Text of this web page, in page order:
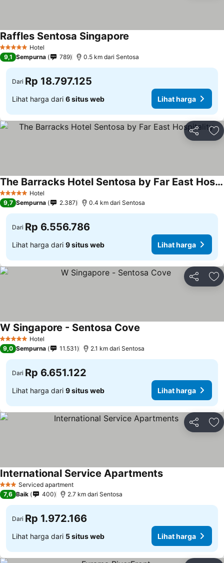
5 Bintang Hotel
Raffles Sentosa Singapore
9,1 Sempurna 789 0.5 km dari Sentosa
Dari Rp 18.797.125
Lihat harga dari 6 situs web Lihat harga
Bagikan
5 Bintang Hotel
The Barracks Hotel Sentosa by Far East Hospitality
9,7 Sempurna 2.387 0.4 km dari Sentosa
Dari Rp 6.556.786
Lihat harga dari 9 situs web Lihat harga
Bagikan
5 Bintang Hotel
W Singapore - Sentosa Cove
9,0 Sempurna 11.531 2.1 km dari Sentosa
Dari Rp 6.651.122
Lihat harga dari 9 situs web Lihat harga
Bagikan
3 BintangServiced apartment
International Service Apartments
7,6 Baik 400 2.7 km dari Sentosa
Dari Rp 1.972.166
Lihat harga dari 5 situs web Lihat harga